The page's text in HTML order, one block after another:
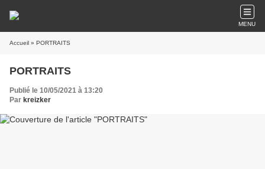
MENU
Accueil » PORTRAITS
PORTRAITS
Publié le 10/05/2021 à 13:20
Par kreizker